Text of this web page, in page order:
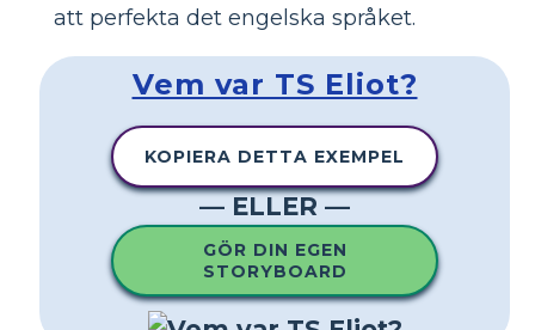
att perfekta det engelska språket.
Vem var TS Eliot?
KOPIERA DETTA EXEMPEL
— ELLER —
GÖR DIN EGEN
STORYBOARD